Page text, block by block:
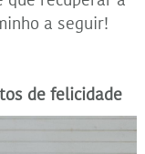
a seguir!
de felicidade